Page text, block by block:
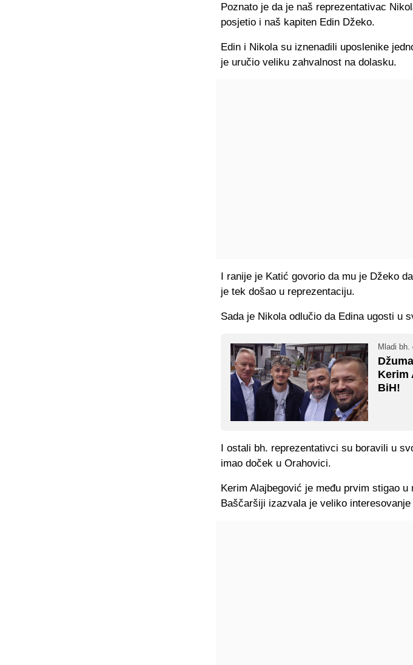
Poznato je da je naš reprezentativac
posjetio i naš kapiten Edin Džeko.
Edin i Nikola su iznenadili uposlenike
je uručio veliku zahvalnost na dolasku.
I ranije je Katić govorio da mu je Džeko
je tek došao u reprezentaciju.
Sada je Nikola odlučio da Edina ugosti u
Mladi bh.
Kerim
BiH!
I ostali bh. reprezentativci su boravili u
imao doček u Orahovici.
Kerim Alajbegović je među prvim stigao
Baščaršiji izazvala je veliko